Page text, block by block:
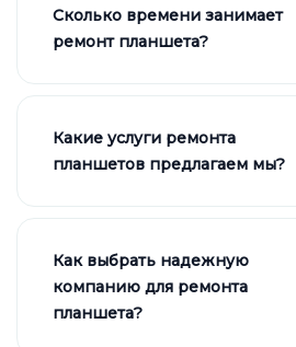
Сколько времени занимает
ремонт планшета?
Какие услуги ремонта
планшетов предлагаем мы?
Как выбрать надежную
компанию для ремонта
планшета?